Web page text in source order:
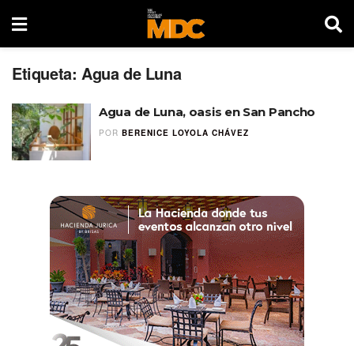
Etiqueta: Agua de Luna
Agua de Luna, oasis en San Pancho
POR BERENICE LOYOLA CHÁVEZ